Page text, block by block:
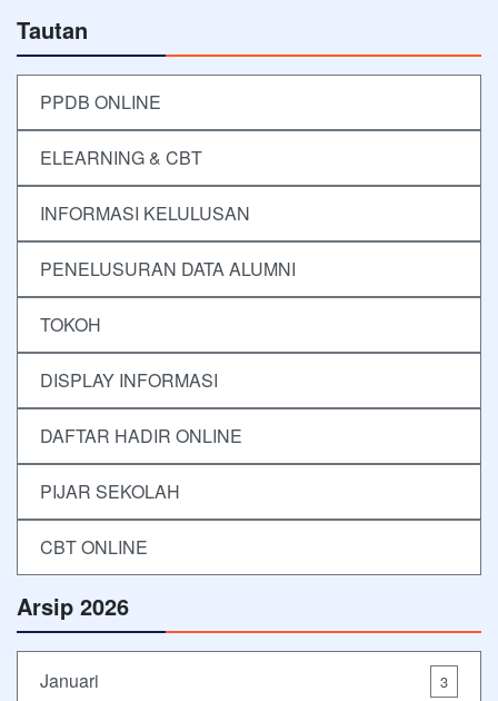
Tautan
PPDB ONLINE
ELEARNING & CBT
INFORMASI KELULUSAN
PENELUSURAN DATA ALUMNI
TOKOH
DISPLAY INFORMASI
DAFTAR HADIR ONLINE
PIJAR SEKOLAH
CBT ONLINE
Arsip 2026
Januari 3